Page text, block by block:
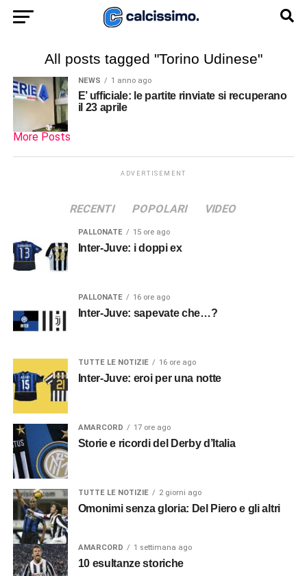
All posts tagged "Torino Udinese"
NEWS 1 anno ago
E’ ufficiale: le partite rinviate si recuperano
il 23 aprile
More Posts
ADVERTISEMENT
RECENTI POPOLARI VIDEO
PALLONATE 15 ore ago
Inter-Juve: i doppi ex
PALLONATE 16 ore ago
Inter-Juve: sapevate che…?
TUTTE LE NOTIZIE 16 ore ago
Inter-Juve: eroi per una notte
AMARCORD 17 ore ago
Storie e ricordi del Derby d’Italia
TUTTE LE NOTIZIE 2 giorni ago
Omonimi senza gloria: Del Piero e gli altri
AMARCORD 1 settimana ago
10 esultanze storiche